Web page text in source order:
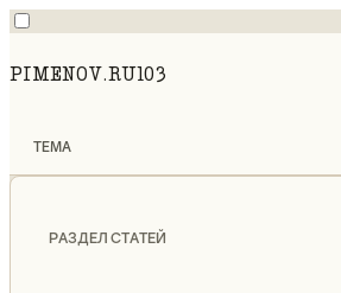
PIMENOV.RU103
ТЕМА
РАЗДЕЛ СТАТЕЙ